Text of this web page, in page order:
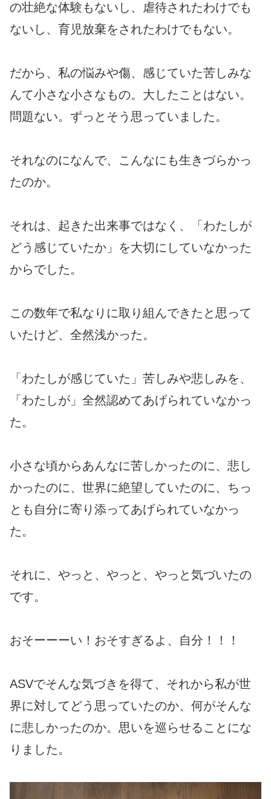
の壮絶な体験もないし、虐待されたわけでも
ないし、育児放棄をされたわけでもない。
だから、私の悩みや傷、感じていた苦しみな
んて小さな小さなもの。大したことはない。
問題ない。ずっとそう思っていました。
それなのになんで、こんなにも生きづらかっ
たのか。
それは、起きた出来事ではなく、「わたしが
どう感じていたか」を大切にしていなかった
からでした。
この数年で私なりに取り組んできたと思って
いたけど、全然浅かった。
「わたしが感じていた」苦しみや悲しみを、
「わたしが」全然認めてあげられていなかっ
た。
小さな頃からあんなに苦しかったのに、悲し
かったのに、世界に絶望していたのに、ちっ
とも自分に寄り添ってあげられていなかっ
た。
それに、やっと、やっと、やっと気づいたの
です。
おそーーーい！おそすぎるよ、自分！！！
ASVでそんな気づきを得て、それから私が世
界に対してどう思っていたのか、何がそんな
に悲しかったのか。思いを巡らせることにな
りました。